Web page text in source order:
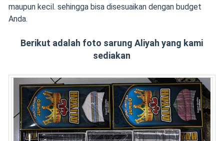
maupun kecil. sehingga bisa disesuaikan dengan budget
Anda.
Berikut adalah foto sarung Aliyah yang kami
sediakan